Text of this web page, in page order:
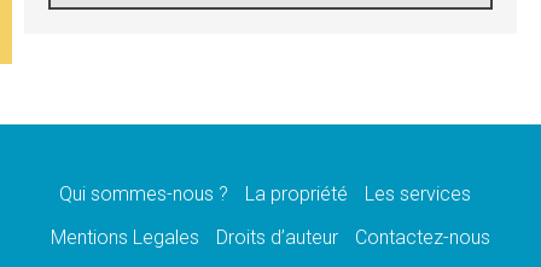
1ère Conférence continentale sur l'éducation
07.08.2026
07.08.2026
lancement des «dix jours de prière pour la
Qui sommes-nous ? La propriété
Les services
Mentions Legales
Droits d’auteur Contactez-nous